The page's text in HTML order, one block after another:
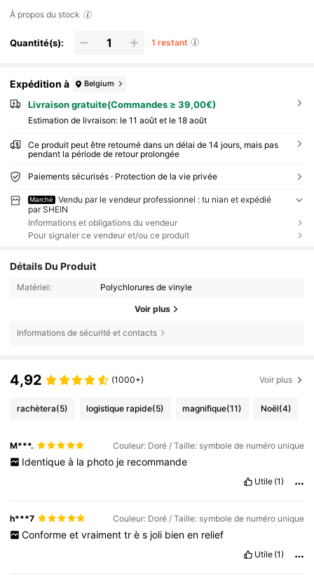
À propos du stock
Quantité(s): 1 restant
Expédition à Belgium
Livraison gratuite(Commandes ≥ 39,00€)
Estimation de livraison: le 11 août et le 18 août
Ce produit peut être retourné dans un délai de 14 jours, mais pas
pendant la période de retour prolongée
Paiements sécurisés · Protection de la vie privée
Marché
Vendu par le vendeur professionnel : tu nian et expédié
par SHEIN
Informations et obligations du vendeur
Pour signaler ce vendeur et/ou ce produit
Détails Du Produit
Matériel: Polychlorures de vinyle
Voir plus
Informations de sécurité et contacts
4,92 (1000+) Voir plus
rachètera(5) logistique rapide(5) magnifique(11) Noël(4)
M***. Couleur: Doré / Taille: symbole de numéro unique
Identique à la photo je recommande
Utile (1)
h***7 Couleur: Doré / Taille: symbole de numéro unique
Conforme et vraiment tr è s joli bien en relief
Utile (1)